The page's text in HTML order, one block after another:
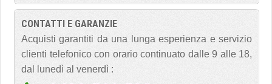
CONTATTI E GARANZIE
Acquisti garantiti da una lunga esperienza e servizio
clienti telefonico con orario continuato dalle 9 alle 18,
dal lunedì al venerdì :